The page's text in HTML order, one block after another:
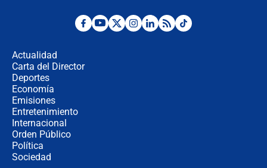
¿Por qué De la Espriella gobernará
Actualidad
Carta del Director
Deportes
Economía
Emisiones
Entretenimiento
Internacional
Orden Público
Política
Sociedad